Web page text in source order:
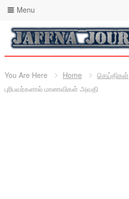
Menu
You Are Here Home செய்திகள்
புரிபவர்களால் மாணவிகள் அவதி